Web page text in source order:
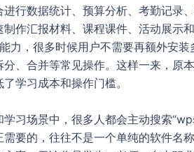
进行数据统计、预算分析、考勤记录
制作汇报材料、课程课件、活动展示
力，很多时候用户不需要再额外安
分、合并等常见操作。这样一来，原
学习成本和操作门槛。
习场景中，很多人都会主动搜索
需要的，往往不是一个单纯的软件名